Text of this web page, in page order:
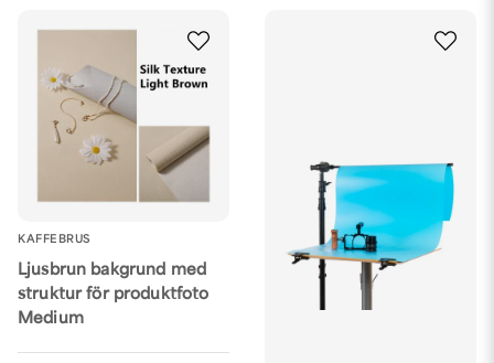
KAFFEBRUS
Ljusbrun bakgrund med
struktur för produktfoto
Medium